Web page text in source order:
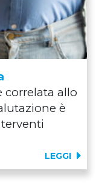
correlata allo
è
LEGGI